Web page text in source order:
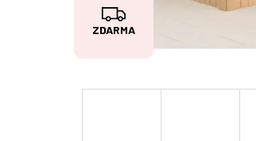
Z
D
R
ZDARMA